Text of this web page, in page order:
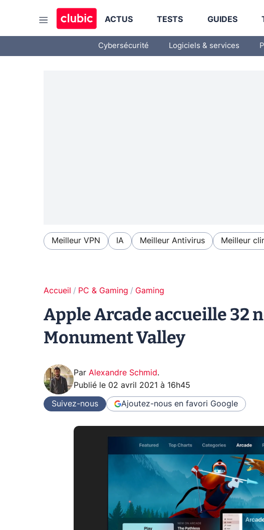
ACTUS TESTS GUIDES
Cybersécurité Logiciels & services
Meilleur VPN IA Meilleur Antivirus Meilleur
Accueil PC & Gaming Gaming
Apple Arcade accueille 32
Monument Valley
Par Alexandre Schmid.
Publié le 02 avril 2021 à 16h45
Suivez-nous Ajoutez-nous en favori Google